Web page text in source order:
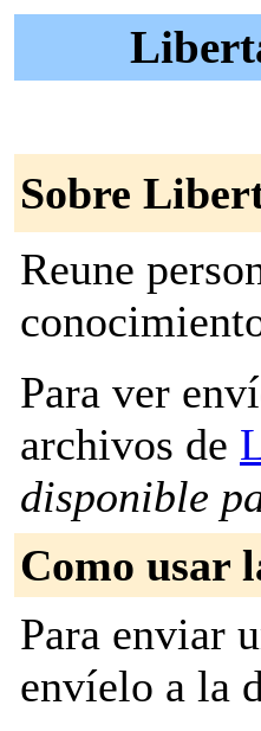
Sobre
Reune
Para ver
archivos de
disponible
Como usar
Para enviar
envíelo a la